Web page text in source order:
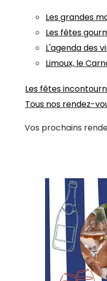
Les grandes
Les fêtes
L'agenda des
Limoux, le
Les fêtes
Tous nos rendez-
Vos prochains